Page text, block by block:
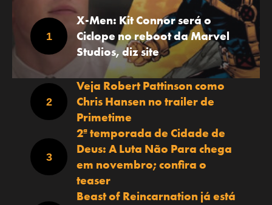
X-Men: Kit Connor será o
Ciclope no reboot da Marvel
Studios, diz site
Veja Robert Pattinson como
Chris Hansen no trailer de
Primetime
2ª temporada de Cidade de
Deus: A Luta Não Para chega
em novembro; confira o
teaser
Beast of Reincarnation já está